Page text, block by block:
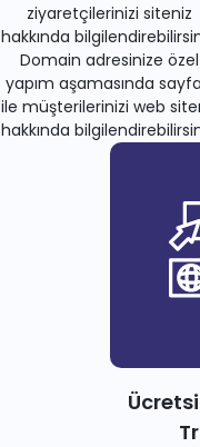
ziyaretçilerinizi siteniz
hakkında
Domain adresinize özel
yapım aşamasında
ile müşterilerinizi web
hakkında